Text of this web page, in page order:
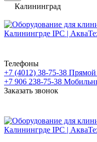
Калининград
Телефоны
+7 (4012) 38-75-38
+7 906 238-75-38
Заказать звонок